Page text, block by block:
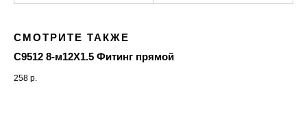
СМОТРИТЕ ТАКЖЕ
С9512 8-м12Х1.5 Фитинг прямой
258 р.